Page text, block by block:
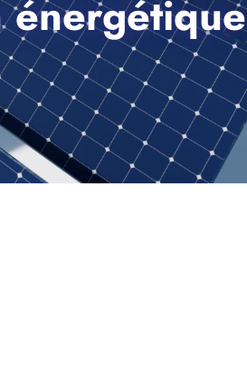
énergétique